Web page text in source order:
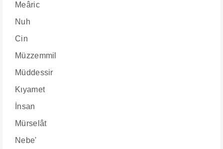
Meâric
Nuh
Cin
Müzzemmil
Müddessir
Kıyamet
İnsan
Mürselât
Nebe'